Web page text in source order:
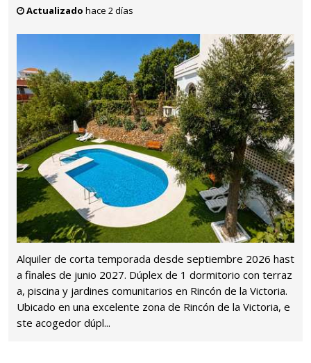
Actualizado hace 2 días
Alquiler de corta temporada desde septiembre 2026 hast
a finales de junio 2027. Dúplex de 1 dormitorio con terraz
a, piscina y jardines comunitarios en Rincón de la Victoria.
Ubicado en una excelente zona de Rincón de la Victoria, e
ste acogedor dúpl...